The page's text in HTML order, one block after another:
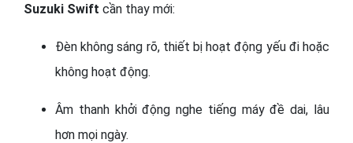
Suzuki Swift cần thay mới:
Đèn không sáng rõ, thiết bị hoạt động yếu đi hoặc
không hoạt động.
Âm thanh khởi động nghe tiếng máy đề dai, lâu
hơn mọi ngày.